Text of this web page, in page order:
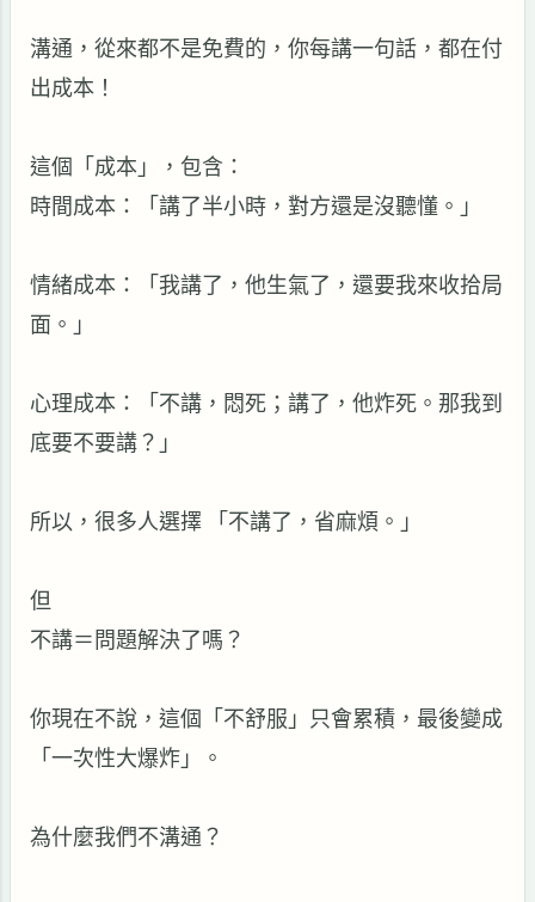
溝通，從來都不是免費的，你每講一句話，都在付
出成本！
這個「成本」，包含：
時間成本：「講了半小時，對方還是沒聽懂。」
情緒成本：「我講了，他生氣了，還要我來收拾局
面。」
心理成本：「不講，悶死；講了，他炸死。那我到
底要不要講？」
所以，很多人選擇 「不講了，省麻煩。」
但
不講＝問題解決了嗎？
你現在不說，這個「不舒服」只會累積，最後變成
「一次性大爆炸」。
為什麼我們不溝通？